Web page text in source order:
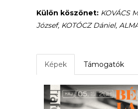
Külön köszönet:KOVÁCS
József, KOTÓCZ Dániel,
Képek Támogatók